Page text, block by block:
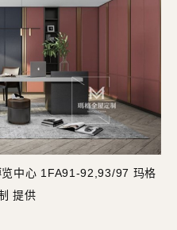
览中心 1FA91-92,93/97 玛格
提供